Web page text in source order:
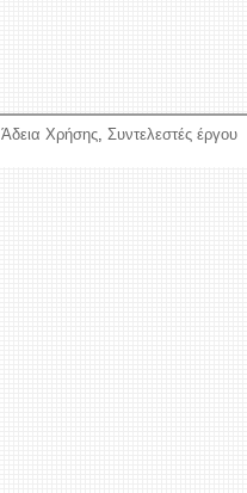
Άδεια Χρήσης, Συντελεστές έργου